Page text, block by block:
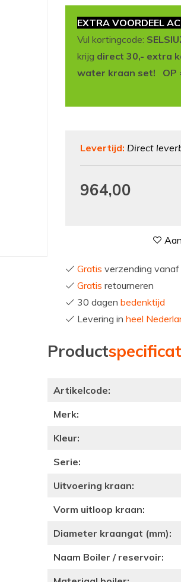
EXTRA VOORDEEL
Vul kortingcode:
krijg direct 30,- extra
water kraan set! OP
Levertijd: Direct
964,00
Gratis verzending vanaf
Gratis retourneren
30 dagen bedenktijd
Levering in heel
Product
Artikelcode:
Merk:
Kleur:
Serie:
Uitvoering kraan:
Vorm uitloop kraan:
Diameter kraangat (mm):
Naam Boiler / reservoir: